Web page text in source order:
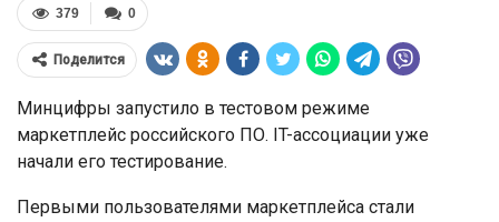
0
379
Поделится
Минцифры запустило в тестовом режиме
маркетплейс российского ПО. IT-ассоциации уже
начали его тестирование.
Первыми пользователями маркетплейса стали